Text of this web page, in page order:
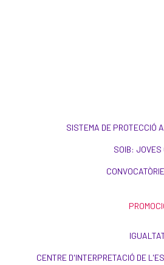
SISTEMA DE PROTECCIÓ
SOIB:
CENTRE D'INTERPRETACIÓ DE